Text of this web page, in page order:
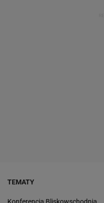
TEMATY
Konferencja Bliskowschodnia